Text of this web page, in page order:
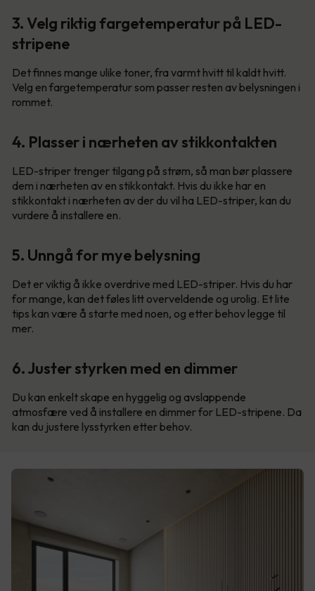
3. Velg riktig fargetemperatur på LED-
stripene
Det finnes mange ulike toner, fra varmt hvitt til kaldt hvitt.
Velg en fargetemperatur som passer resten av belysningen i
rommet.
4. Plasser i nærheten av stikkontakten
LED-striper trenger tilgang på strøm, så man bør plassere
dem i nærheten av en stikkontakt. Hvis du ikke har en
stikkontakt i nærheten av der du vil ha LED-striper, kan du
vurdere å installere en.
5. Unngå for mye belysning
Det er viktig å ikke overdrive med LED-striper. Hvis du har
for mange, kan det føles litt overveldende og urolig. Et lite
tips kan være å starte med noen, og etter behov legge til
mer.
6. Juster styrken med en dimmer
Du kan enkelt skape en hyggelig og avslappende
atmosfære ved å installere en dimmer for LED-stripene. Da
kan du justere lysstyrken etter behov.